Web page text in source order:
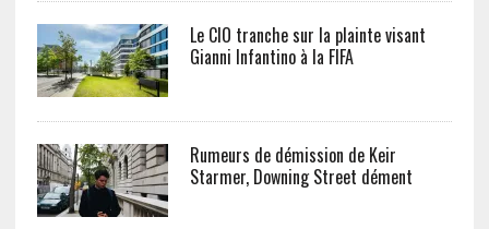
Le CIO tranche sur la plainte visant
Gianni Infantino à la FIFA
Rumeurs de démission de Keir
Starmer, Downing Street dément